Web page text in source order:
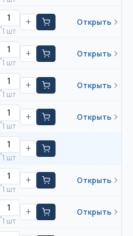
1 шт
+ Открыть
1 шт
+ Открыть
1 шт
+ Открыть
1 шт
+ Открыть
1 шт
+
1 шт
+ Открыть
1 шт
+ Открыть